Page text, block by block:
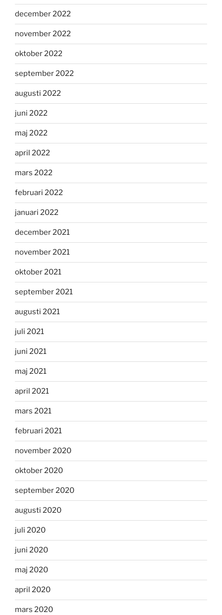
december 2022
november 2022
oktober 2022
september 2022
augusti 2022
juni 2022
maj 2022
april 2022
mars 2022
februari 2022
januari 2022
december 2021
november 2021
oktober 2021
september 2021
augusti 2021
juli 2021
juni 2021
maj 2021
april 2021
mars 2021
februari 2021
november 2020
oktober 2020
september 2020
augusti 2020
juli 2020
juni 2020
maj 2020
april 2020
mars 2020